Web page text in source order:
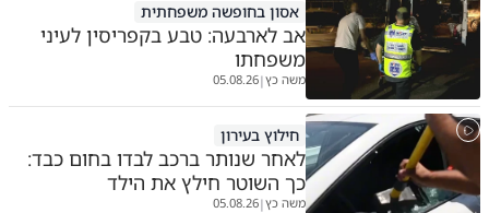
אסון בחופשה משפחתית
אב לארבעה: טבע בקפריסין לעיני
משפחתו
משה כץ|
05.08.26
חילוץ בעירון
לאחר שנותר ברכב לבדו בחום כבד:
כך השוטר חילץ את הילד
משה כץ|
05.08.26